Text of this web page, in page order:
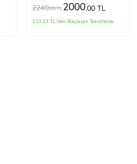
2240,00 TL 2000,00 TL
213,33 TL'den Başlayan Taksitlerle